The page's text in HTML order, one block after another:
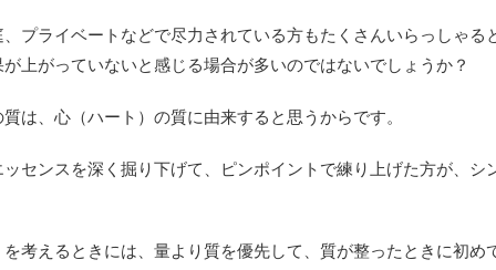
プライベートなどで尽力されている方もたくさんいらっしゃる
上がっていないと感じる場合が多いのではないでしょうか？
は、心（ハート）の質に由来すると思うからです。
センスを深く掘り下げて、ピンポイントで練り上げた方が、シ
考えるときには、量より質を優先して、質が整ったときに初め